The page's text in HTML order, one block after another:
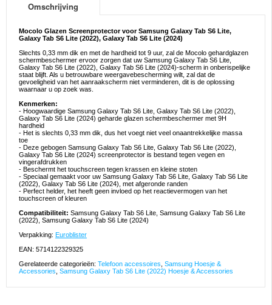
Omschrijving
Mocolo Glazen Screenprotector voor Samsung Galaxy Tab S6 Lite,
Galaxy Tab S6 Lite (2022), Galaxy Tab S6 Lite (2024)
Slechts 0,33 mm dik en met de hardheid tot 9 uur, zal de Mocolo gehardglazen
schermbeschermer ervoor zorgen dat uw Samsung Galaxy Tab S6 Lite,
Galaxy Tab S6 Lite (2022), Galaxy Tab S6 Lite (2024)-scherm in onberispelijke
staat blijft. Als u betrouwbare weergavebescherming wilt, zal dat de
gevoeligheid van het aanraakscherm niet verminderen, dit is de oplossing
waarnaar u op zoek was.
Kenmerken:
- Hoogwaardige Samsung Galaxy Tab S6 Lite, Galaxy Tab S6 Lite (2022),
Galaxy Tab S6 Lite (2024) geharde glazen schermbeschermer met 9H
hardheid
- Het is slechts 0,33 mm dik, dus het voegt niet veel onaantrekkelijke massa
toe
- Deze gebogen Samsung Galaxy Tab S6 Lite, Galaxy Tab S6 Lite (2022),
Galaxy Tab S6 Lite (2024) screenprotector is bestand tegen vegen en
vingerafdrukken
- Beschermt het touchscreen tegen krassen en kleine stoten
- Speciaal gemaakt voor uw Samsung Galaxy Tab S6 Lite, Galaxy Tab S6 Lite
(2022), Galaxy Tab S6 Lite (2024), met afgeronde randen
- Perfect helder, het heeft geen invloed op het reactievermogen van het
touchscreen of kleuren
Compatibiliteit: Samsung Galaxy Tab S6 Lite, Samsung Galaxy Tab S6 Lite
(2022), Samsung Galaxy Tab S6 Lite (2024)
Verpakking: Euroblister
EAN: 5714122329325
Gerelateerde categorieën: Telefoon accessoires Samsung Hoesje &
Accessories Samsung Galaxy Tab S6 Lite (2022) Hoesje & Accessories